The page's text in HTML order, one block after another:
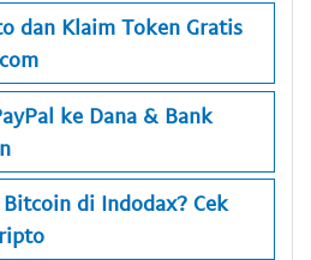
dan Klaim Token Gratis
ke Dana & Bank
di Indodax? Cek